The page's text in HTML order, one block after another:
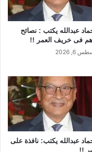
عبدالله يكتب : نصائح
فى خريف العمر !!
6, 2026
عبدالله يكتب: نافذة على
!!